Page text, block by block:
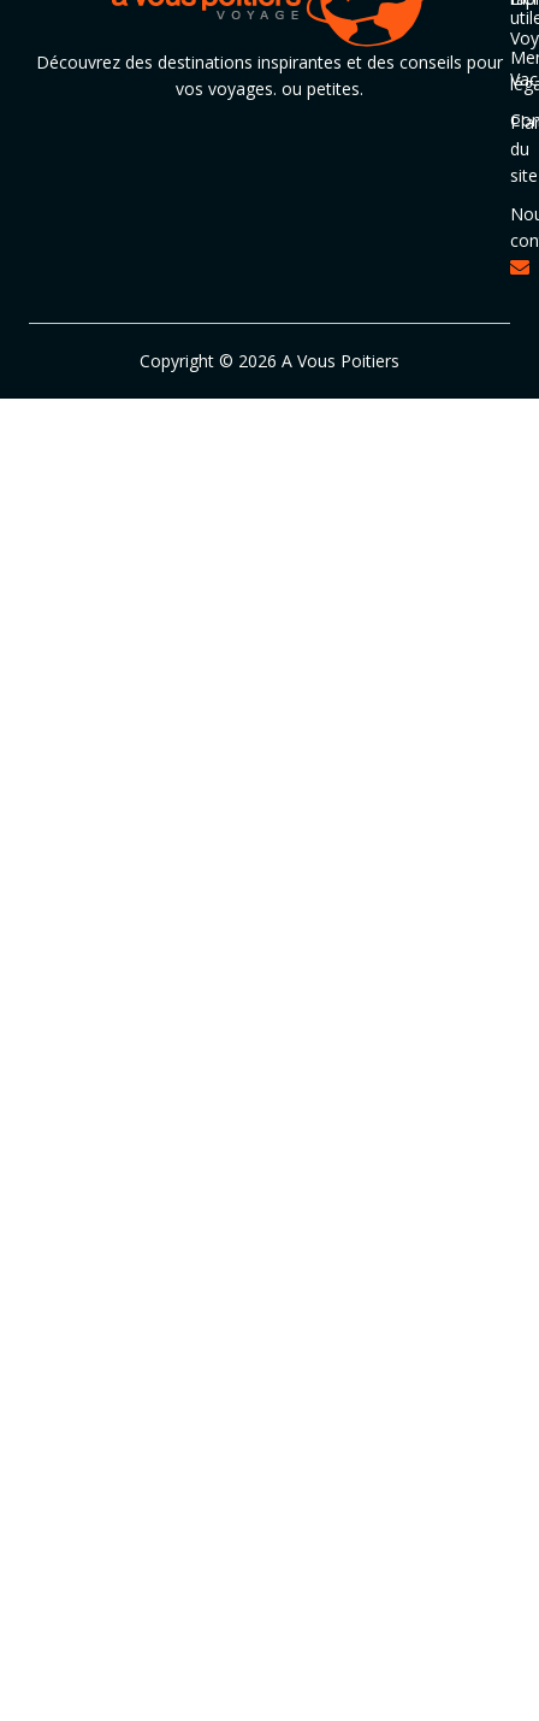
Découvrez des destinations inspirantes et des conseils pour
vos voyages. ou petites.
du
site
Copyright © 2026 A Vous Poitiers